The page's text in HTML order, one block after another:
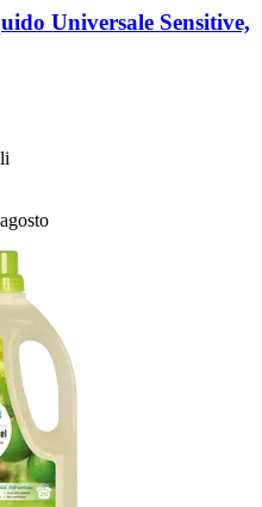
Universale Sensitive,